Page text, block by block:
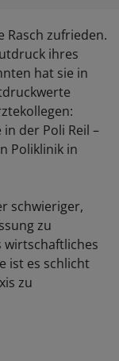
Rasch zufrieden.
ihres
hat sie in
der Poli Reil –
Poliklinik in
schwieriger,
zu
wirtschaftliches
ist es schlicht
zu